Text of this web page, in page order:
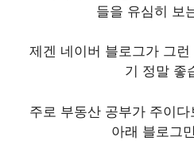
들을 유심히 보
제겐 네이버 블로그가 그
기 정말 좋
주로 부동산 공부가 주이
아래 블로그